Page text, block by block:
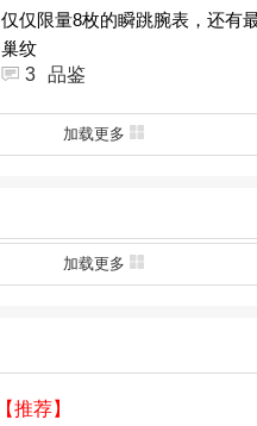
仅仅限量8枚的瞬跳腕表，还有
巢纹
3
品鉴
加载更多
加载更多
【推荐】